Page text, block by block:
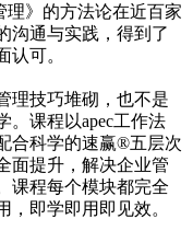
理》的方法论在近百家
沟通与实践，得到了
认可。
理技巧堆砌，也不是
。课程以apec工作法
合科学的速赢®五层次
面提升，解决企业管
课程每个模块都完全
，即学即用即见效。